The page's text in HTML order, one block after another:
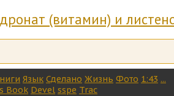
(витамин) и
Язык Сделано Жизнь Фото 1:43 ...
Book Devel sspe Trac